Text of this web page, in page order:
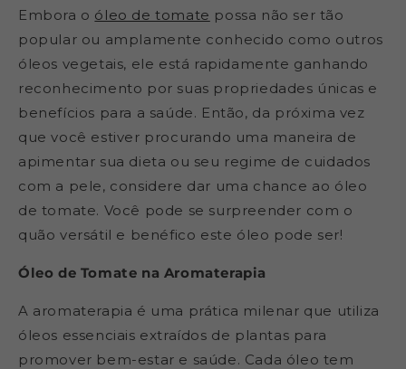
Embora o óleo de tomate possa não ser tão
popular ou amplamente conhecido como outros
óleos vegetais, ele está rapidamente ganhando
reconhecimento por suas propriedades únicas e
benefícios para a saúde. Então, da próxima vez
que você estiver procurando uma maneira de
apimentar sua dieta ou seu regime de cuidados
com a pele, considere dar uma chance ao óleo
de tomate. Você pode se surpreender com o
quão versátil e benéfico este óleo pode ser!
Óleo de Tomate na Aromaterapia
A aromaterapia é uma prática milenar que utiliza
óleos essenciais extraídos de plantas para
promover bem-estar e saúde. Cada óleo tem